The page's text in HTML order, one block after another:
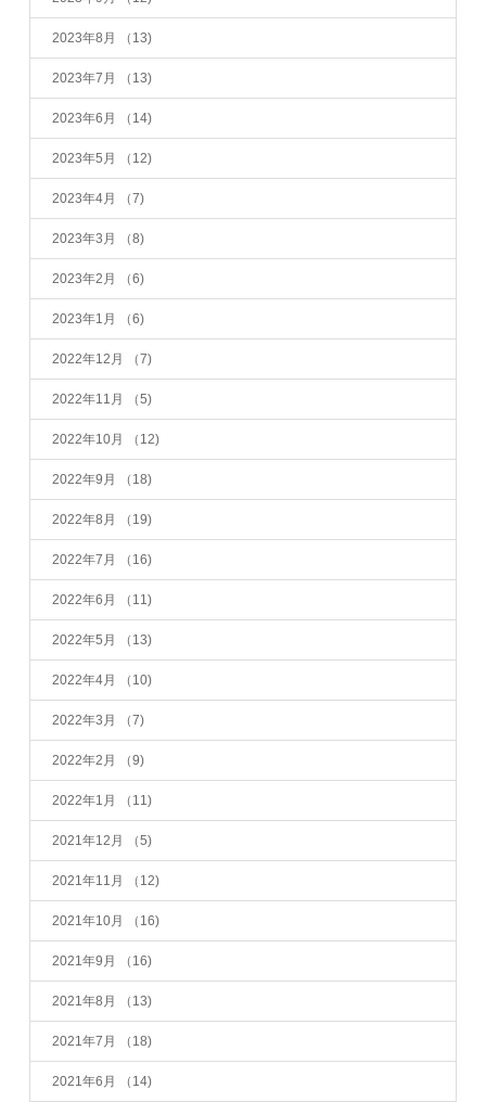
2023年8月 （13)
2023年7月 （13)
2023年6月 （14)
2023年5月 （12)
2023年4月 （7)
2023年3月 （8)
2023年2月 （6)
2023年1月 （6)
2022年12月 （7)
2022年11月 （5)
2022年10月 （12)
2022年9月 （18)
2022年8月 （19)
2022年7月 （16)
2022年6月 （11)
2022年5月 （13)
2022年4月 （10)
2022年3月 （7)
2022年2月 （9)
2022年1月 （11)
2021年12月 （5)
2021年11月 （12)
2021年10月 （16)
2021年9月 （16)
2021年8月 （13)
2021年7月 （18)
2021年6月 （14)